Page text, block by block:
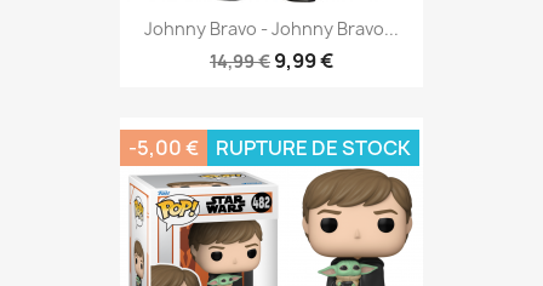
Johnny Bravo - Johnny Bravo...
14,99 € 9,99 €
-5,00 € RUPTURE DE STOCK